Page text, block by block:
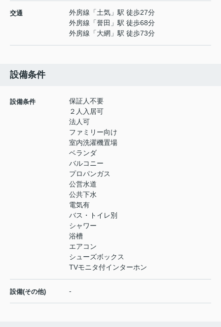
交通 外房線 「土気 」駅 徒歩27分
外房線 「誉田 」駅 徒歩68分
外房線 「大網 」駅 徒歩73分
設備条件
設備条件
保証人不要
２人入居可
法人可
ファミリー向け
室内洗濯機置場
ベランダ
バルコニー
プロパンガス
公営水道
公共下水
電気有
バス・トイレ別
シャワー
浴槽
エアコン
シューズボックス
TVモニタ付インターホン
設備(その他) -